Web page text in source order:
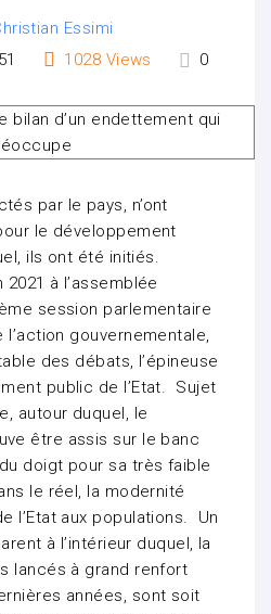
Essimi
1028 Views 0
par le pays, n’ont
le développement
ils ont été initiés.
2021 à l’assemblée
session parlementaire
l’action gouvernementale,
des débats, l’épineuse
public de l’Etat. Sujet
autour duquel, le
être assis sur le banc
doigt pour sa très faible
le réel, la modernité
l’Etat aux populations. Un
à l’intérieur duquel, la
lancés à grand renfort
années, sont soit